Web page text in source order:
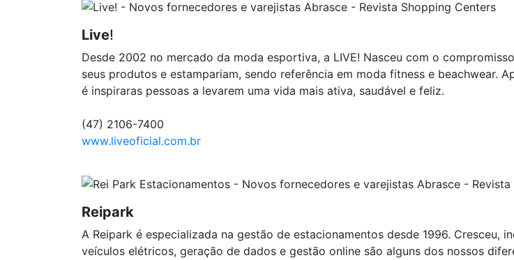
Live!
Desde 2002 no mercado da moda esportiva, a LIVE! Nasceu com o
seus produtos e estampariam, sendo referência em moda fitness e beachwear.
é inspiraras pessoas a levarem uma vida mais ativa, saudável e feliz.
(47) 2106-7400
www.liveoficial.com.br
Reipark
A Reipark é especializada na gestão de estacionamentos desde 1996. Cresceu,
veículos elétricos, geração de dados e gestão online são alguns dos nossos